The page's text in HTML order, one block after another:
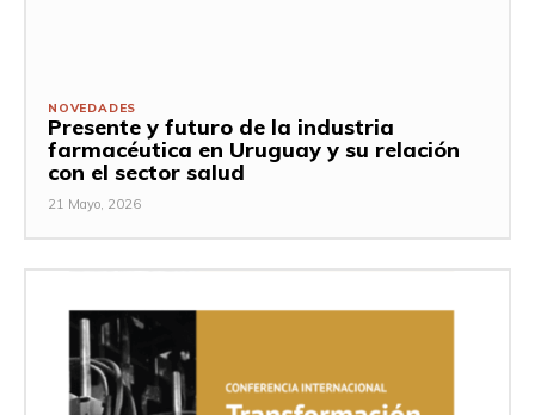
NOVEDADES
Presente y futuro de la industria
farmacéutica en Uruguay y su relación
con el sector salud
21 Mayo, 2026